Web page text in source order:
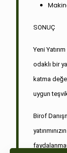
SONUÇ
Yeni
odaklı bir
katma
uygun
Birof